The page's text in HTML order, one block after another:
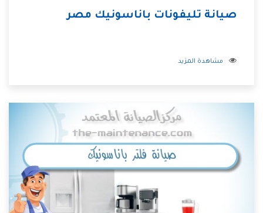
صيانة تليفونات باناسونيك مصر
مشاهدة المزيد